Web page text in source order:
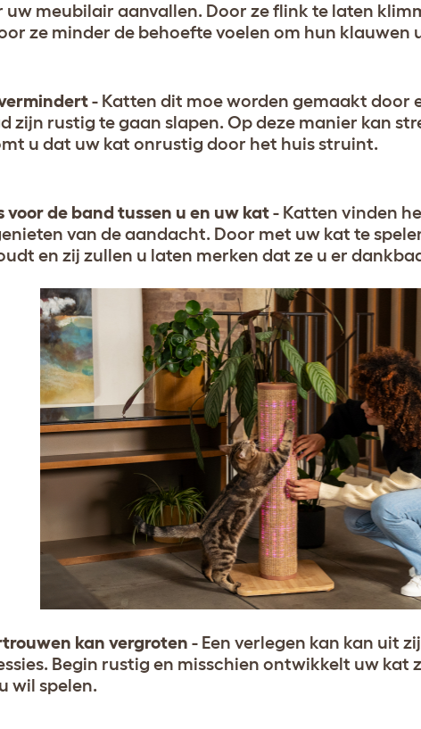
uw meubilair aanvallen. Door ze flink te laten
ze minder de behoefte voelen om hun klauwen
- Katten dit moe worden gemaakt door
zijn rustig te gaan slapen. Op deze manier kan
u dat uw kat onrustig door het huis struint.
voor de band tussen u en uw kat- Katten vinden
van de aandacht. Door met uw kat te
en zij zullen u laten merken dat ze u er
kan vergroten - Een verlegen kan kan uit
Begin rustig en misschien ontwikkelt uw kat
wil spelen.